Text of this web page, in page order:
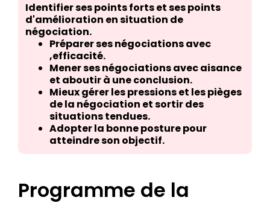
Identifier ses points forts et ses points
d'amélioration en situation de
négociation.
Préparer ses négociations avec
,efficacité.
Mener ses négociations avec aisance
et aboutir à une conclusion.
Mieux gérer les pressions et les pièges
de la négociation et sortir des
situations tendues.
Adopter la bonne posture pour
atteindre son objectif.
Programme de la